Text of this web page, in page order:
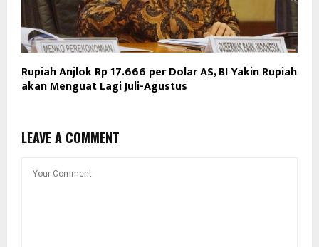
Rupiah Anjlok Rp 17.666 per Dolar AS, BI Yakin Rupiah
akan Menguat Lagi Juli-Agustus
LEAVE A COMMENT